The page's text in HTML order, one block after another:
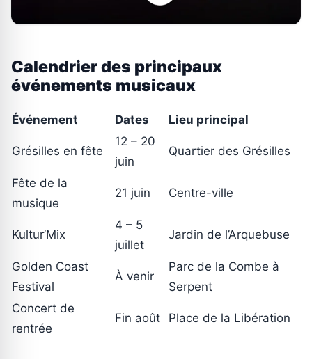
Calendrier des principaux
événements musicaux
Événement Dates Lieu principal
Grésilles en fête
12 – 20
juin
Quartier des Grésilles
Fête de la
musique
21 juin Centre-ville
Kultur’Mix
4 – 5
juillet
Jardin de l’Arquebuse
Golden Coast
Festival
À venir
Parc de la Combe à
Serpent
Concert de
rentrée
Fin août Place de la Libération